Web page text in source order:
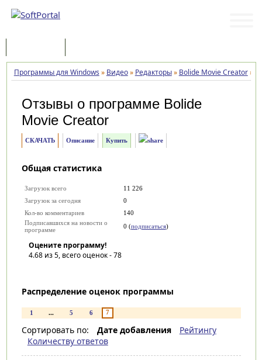
Программы для Windows » Видео» Редакторы» Bolide Movie Creator»
Отзывы о программе Bolide
Movie Creator
СКАЧАТЬ Описание Купить
Общая статистика
Загрузок всего
11 226
Загрузок за сегодня
0
Кол-во комментариев
140
Подписавшихся на новости о
программе
0 (подписаться)
Оцените программу!
4.68из 5, всего оценок -78
Распределение оценок программы
1 ... 5 6 7
Сортировать по: Дате добавления
Рейтингу
Количеству ответов